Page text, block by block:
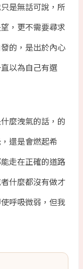
是無話可說，所
，更不需要尋求
的，是出於內心
以為自己有選
麼洩氣的話，的
還是會燃起希
走在正確的道路
什麼都沒有做才
呼吸微弱，但我